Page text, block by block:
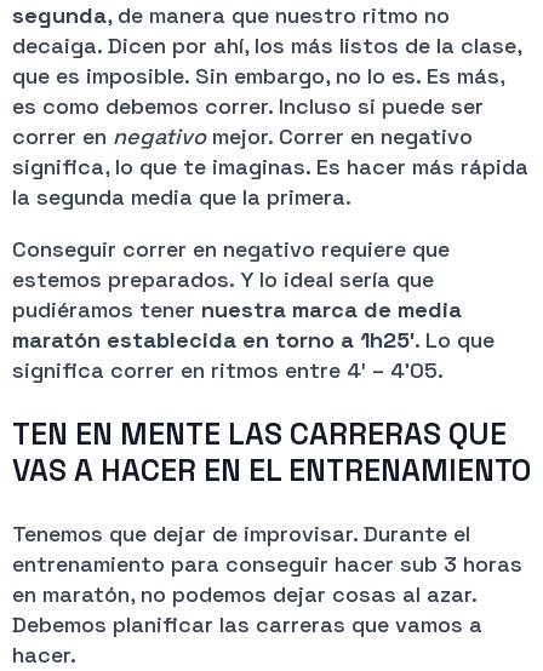
segunda, de manera que nuestro ritmo no
decaiga. Dicen por ahí, los más listos de la clase,
que es imposible. Sin embargo, no lo es. Es más,
es como debemos correr. Incluso si puede ser
correr en negativomejor. Correr en negativo
significa, lo que te imaginas. Es hacer más rápida
la segunda media que la primera.
Conseguir correr en negativo requiere que
estemos preparados. Y lo ideal sería que
pudiéramos tener nuestra marca de media
maratón establecida en torno a 1h25′. Lo que
significa correr en ritmos entre 4′ – 4’05.
TEN EN MENTE LAS CARRERAS QUE
VAS A HACER EN EL ENTRENAMIENTO
Tenemos que dejar de improvisar. Durante el
entrenamiento para conseguir hacer sub 3 horas
en maratón, no podemos dejar cosas al azar.
Debemos planificar las carreras que vamos a
hacer.